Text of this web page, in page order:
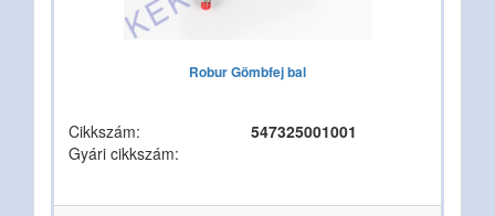
Robur Gömbfej bal
Cikkszám:
547325001001
Gyári cikkszám: